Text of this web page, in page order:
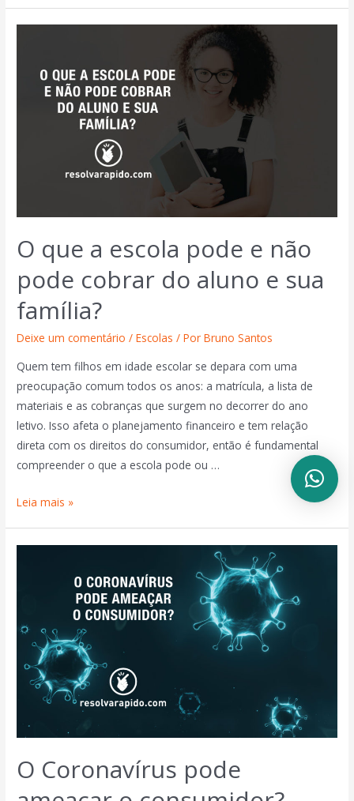
O que a escola pode e não
pode cobrar do aluno e sua
família?
Deixe um comentário /Escolas / PorBruno Santos
Quem tem filhos em idade escolar se depara com uma
preocupação comum todos os anos: a matrícula, a lista de
materiais e as cobranças que surgem no decorrer do ano
letivo. Isso afeta o planejamento financeiro e tem relação
direta com os direitos do consumidor, então é fundamental
compreender o que a escola pode ou …
Leia mais »
O Coronavírus pode